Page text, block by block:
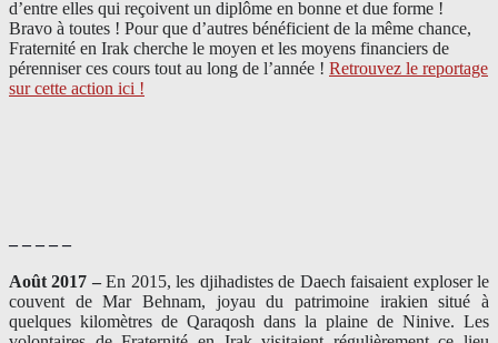
d’entre elles qui reçoivent un diplôme en bonne et due forme !
Bravo à toutes ! Pour que d’autres bénéficient de la même chance,
Fraternité en Irak cherche le moyen et les moyens financiers de
pérenniser ces cours tout au long de l’année ! Retrouvez le reportage
sur cette action ici !
– – – – –
Août 2017 –En 2015, les djihadistes de Daech faisaient exploser le
couvent de Mar Behnam, joyau du patrimoine irakien situé à
quelques kilomètres de Qaraqosh dans la plaine de Ninive. Les